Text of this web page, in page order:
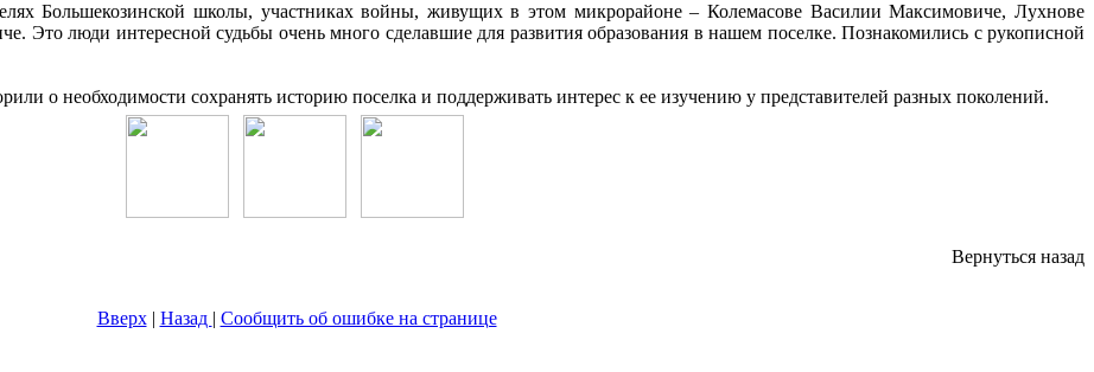
Большекозинской школы, участниках войны, живущих в этом микрорайоне – Колемасове Василии Максимовиче, Лухнове
Это люди интересной судьбы очень много сделавшие для развития образования в нашем поселке. Познакомились с рукописной
о необходимости сохранять историю поселка и поддерживать интерес к ее изучению у представителей разных поколений.
Вернуться назад
Вверх| Назад | Сообщить об ошибке на странице